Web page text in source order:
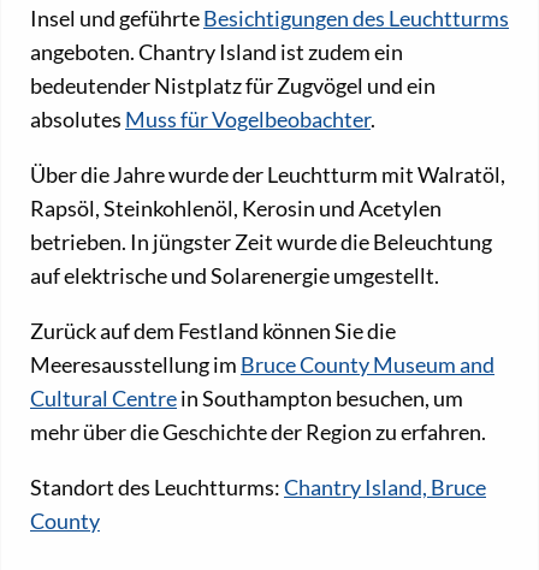
Insel und geführteBesichtigungen des Leuchtturms
angeboten. Chantry Island ist zudem ein
bedeutender Nistplatz für Zugvögel und ein
absolutes Muss für Vogelbeobachter.
Über die Jahre wurde der Leuchtturm mit Walratöl,
Rapsöl, Steinkohlenöl, Kerosin und Acetylen
betrieben. In jüngster Zeit wurde die Beleuchtung
auf elektrische und Solarenergie umgestellt.
Zurück auf dem Festland können Sie die
Meeresausstellung im Bruce County Museum and
Cultural Centrein Southampton besuchen, um
mehr über die Geschichte der Region zu erfahren.
Standort des Leuchtturms:Chantry Island, Bruce
County